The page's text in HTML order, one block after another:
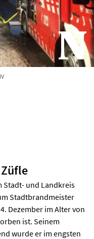
Stadt- und Landkreis
Stadtbrandmeister
Dezember im Alter von
ist. Seinem
wurde er im engsten